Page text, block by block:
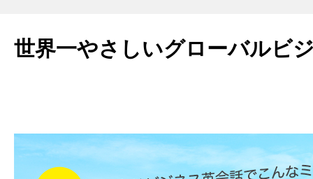
世界一やさしいグローバルビ